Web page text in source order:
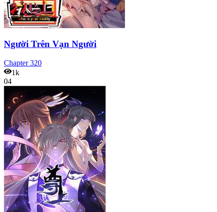
Người Trên Vạn Người
Chapter320
1k
04